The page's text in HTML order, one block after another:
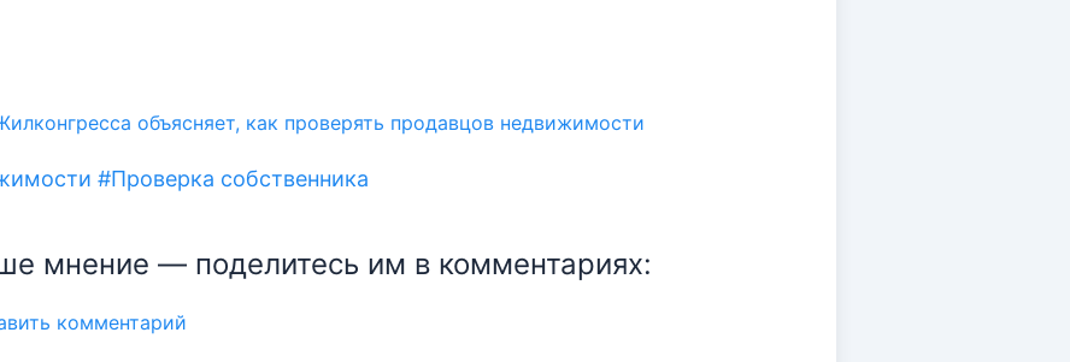
#Проверка собственника
мнение — поделитесь им в комментариях:
комментарий